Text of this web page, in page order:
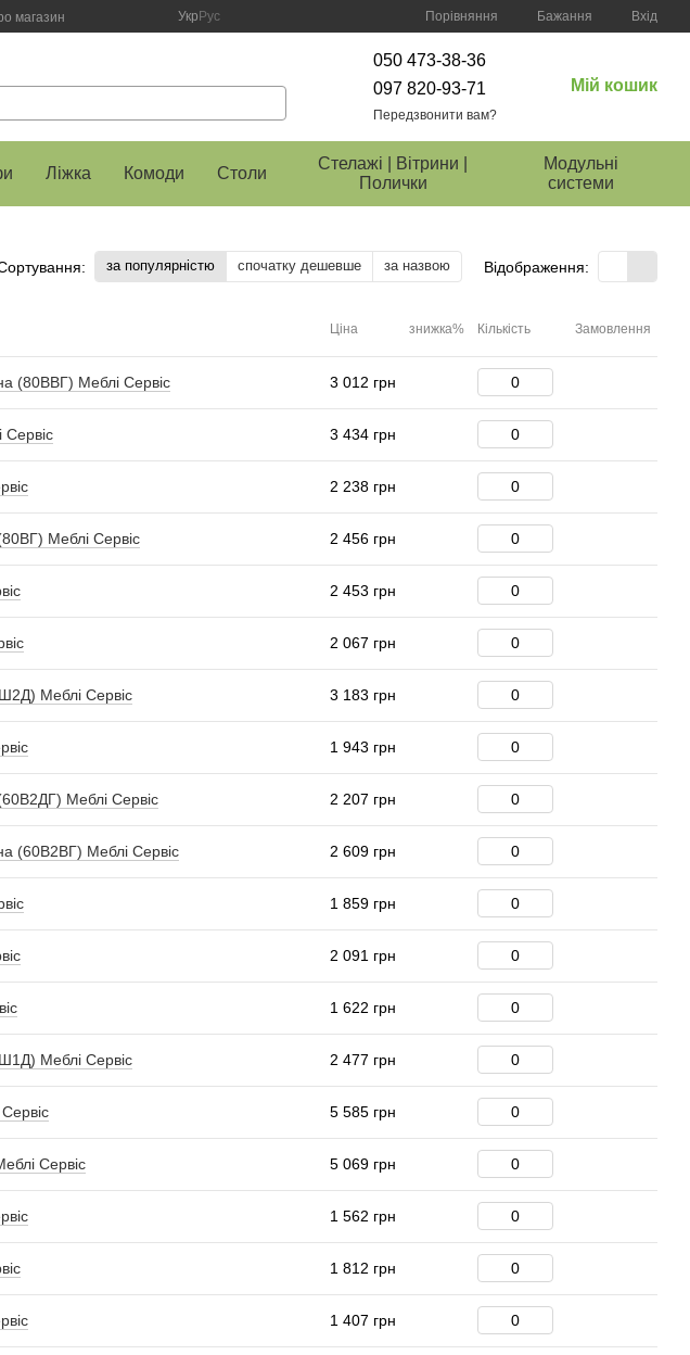
магазин Укр Рус Порівняння Бажання Вхід
050 473-38-36
097 820-93-71
Передзвонити вам?
Мій кошик
Ліжка Комоди Столи
Стелажі | Вітрини |
Полички
Модульні
системи
за популярністю спочатку дешевше за назвою Відображення:
Ціна знижка% Кількість Замовлення
(80ВВГ) Меблі Сервіс 3 012 грн
3 434 грн
2 238 грн
Меблі Сервіс 2 456 грн
2 453 грн
2 067 грн
Меблі Сервіс 3 183 грн
1 943 грн
Меблі Сервіс 2 207 грн
(60В2ВГ) Меблі Сервіс 2 609 грн
1 859 грн
2 091 грн
1 622 грн
Меблі Сервіс 2 477 грн
5 585 грн
Сервіс 5 069 грн
1 562 грн
1 812 грн
1 407 грн